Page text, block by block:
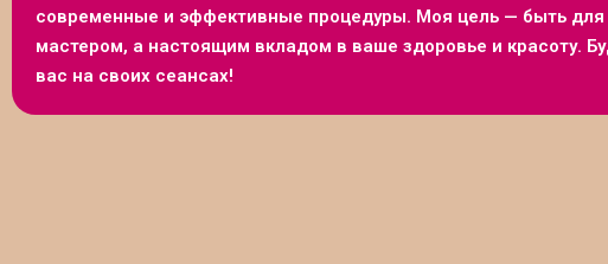
современные и эффективные процедуры. Моя цель — быть для
мастером, а настоящим вкладом в ваше здоровье и красоту.
вас на своих сеансах!